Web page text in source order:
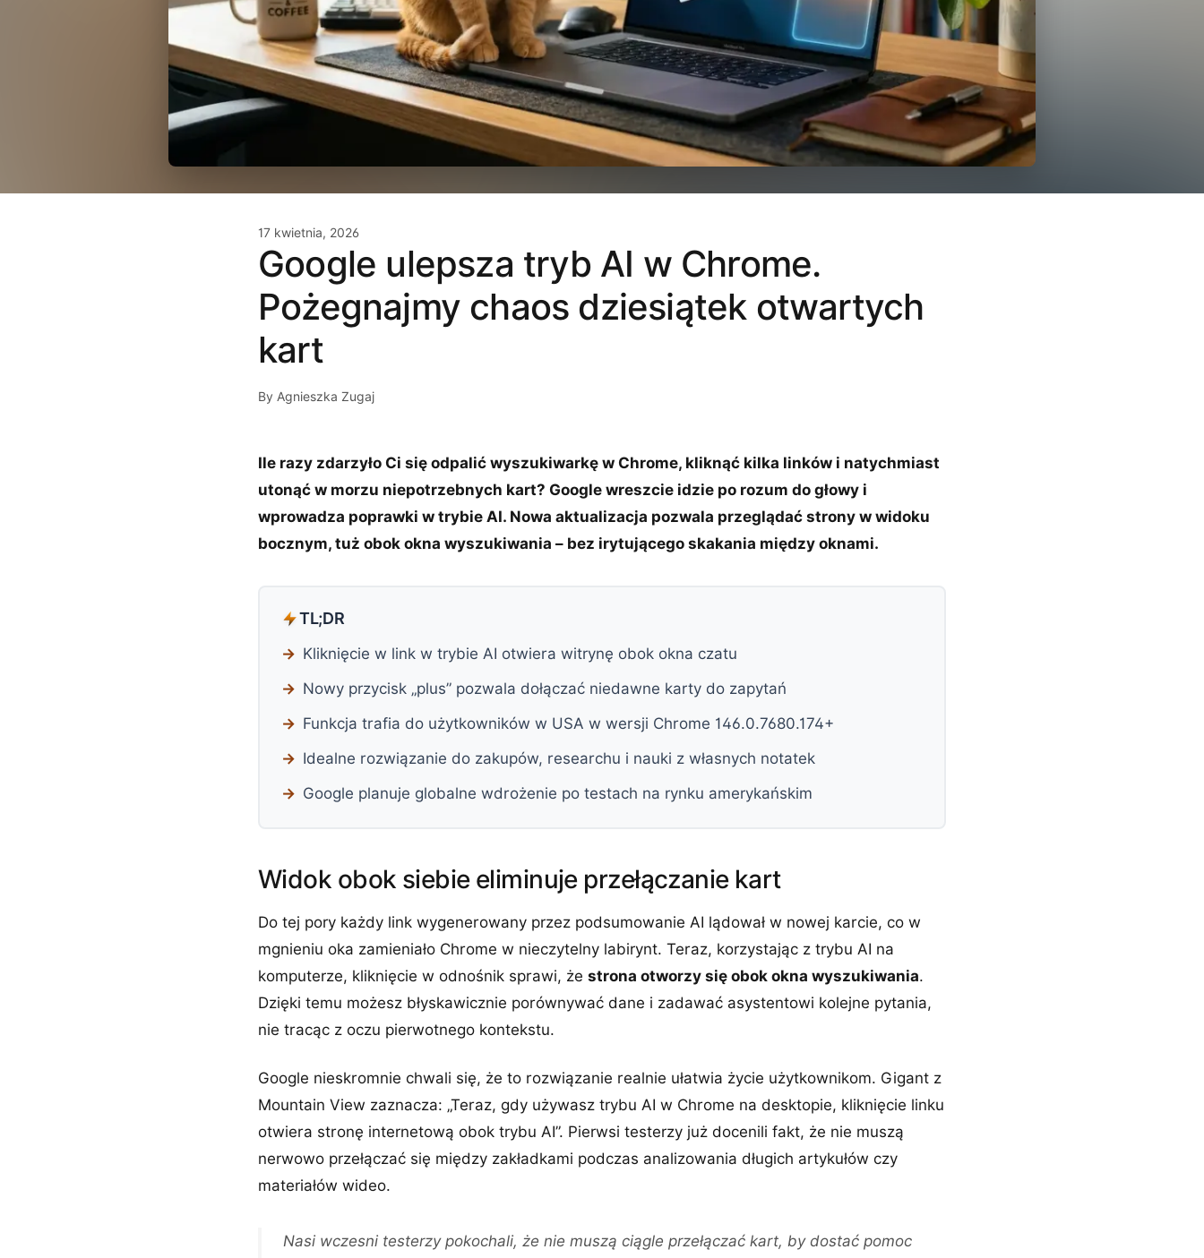
17 kwietnia, 2026
Google ulepsza tryb AI w Chrome.
Pożegnajmy chaos dziesiątek otwartych
kart
By Agnieszka Zugaj
Ile razy zdarzyło Ci się odpalić wyszukiwarkę w Chrome, kliknąć kilka linków i natychmiast
utonąć w morzu niepotrzebnych kart? Google wreszcie idzie po rozum do głowy i
wprowadza poprawki w trybie AI. Nowa aktualizacja pozwala przeglądać strony w widoku
bocznym, tuż obok okna wyszukiwania – bez irytującego skakania między oknami.
TL;DR
Kliknięcie w link w trybie AI otwiera witrynę obok okna czatu
Nowy przycisk „plus” pozwala dołączać niedawne karty do zapytań
Funkcja trafia do użytkowników w USA w wersji Chrome 146.0.7680.174+
Idealne rozwiązanie do zakupów, researchu i nauki z własnych notatek
Google planuje globalne wdrożenie po testach na rynku amerykańskim
Widok obok siebie eliminuje przełączanie kart
Do tej pory każdy link wygenerowany przez podsumowanie AI lądował w nowej karcie, co w
mgnieniu oka zamieniało Chrome w nieczytelny labirynt. Teraz, korzystając z trybu AI na
komputerze, kliknięcie w odnośnik sprawi, że strona otworzy się obok okna wyszukiwania.
Dzięki temu możesz błyskawicznie porównywać dane i zadawać asystentowi kolejne pytania,
nie tracąc z oczu pierwotnego kontekstu.
Google nieskromnie chwali się, że to rozwiązanie realnie ułatwia życie użytkownikom. Gigant z
Mountain View zaznacza: „Teraz, gdy używasz trybu AI w Chrome na desktopie, kliknięcie linku
otwiera stronę internetową obok trybu AI”. Pierwsi testerzy już docenili fakt, że nie muszą
nerwowo przełączać się między zakładkami podczas analizowania długich artykułów czy
materiałów wideo.
Nasi wczesni testerzy pokochali, że nie muszą ciągle przełączać kart, by dostać pomoc